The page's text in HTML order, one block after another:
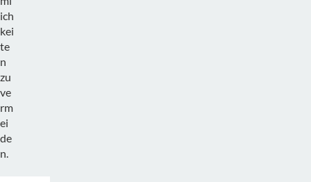
ich
kei
te
n
zu
ve
rm
ei
de
n.